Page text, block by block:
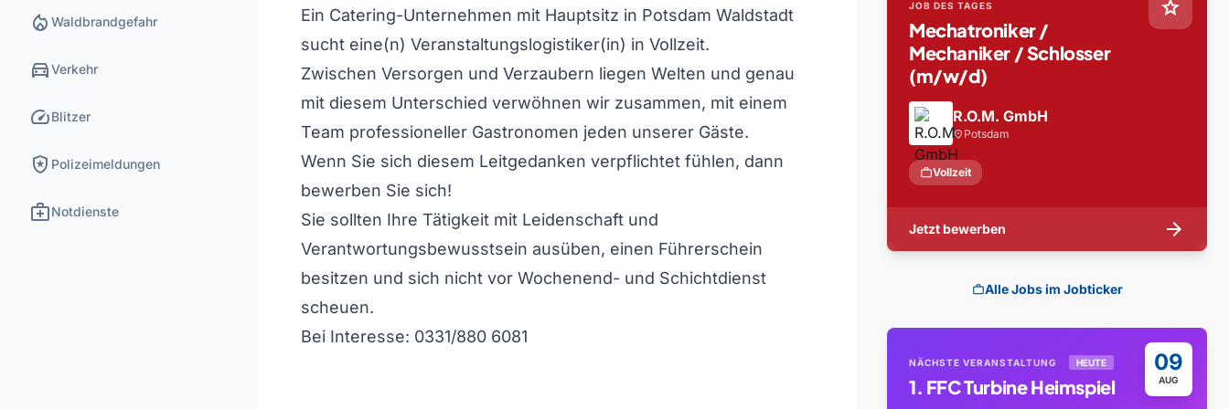
local_fire_department Waldbrandgefahr
directions_carVerkehr
speedBlitzer
local_police Polizeimeldungen
medical_servicesNotdienste
Ein Catering-Unternehmen mit Hauptsitz in Potsdam Waldstadt
sucht eine(n) Veranstaltungslogistiker(in) in Vollzeit.
Zwischen Versorgen und Verzaubern liegen Welten und genau
mit diesem Unterschied verwöhnen wir zusammen, mit einem
Team professioneller Gastronomen jeden unserer Gäste.
Wenn Sie sich diesem Leitgedanken verpflichtet fühlen, dann
bewerben Sie sich!
Sie sollten Ihre Tätigkeit mit Leidenschaft und
Verantwortungsbewusstsein ausüben, einen Führerschein
besitzen und sich nicht vor Wochenend- und Schichtdienst
scheuen.
Bei Interesse: 0331/880 6081
star
JOB DES TAGES
Mechatroniker /
Mechaniker / Schlosser
(m/w/d)
R.O.M. GmbH
location_on Potsdam
workVollzeit
Jetzt bewerben arrow_forward
workAlle Jobs im Jobticker
09
AUG
NÄCHSTE VERANSTALTUNG HEUTE
1. FFC Turbine Heimspiel